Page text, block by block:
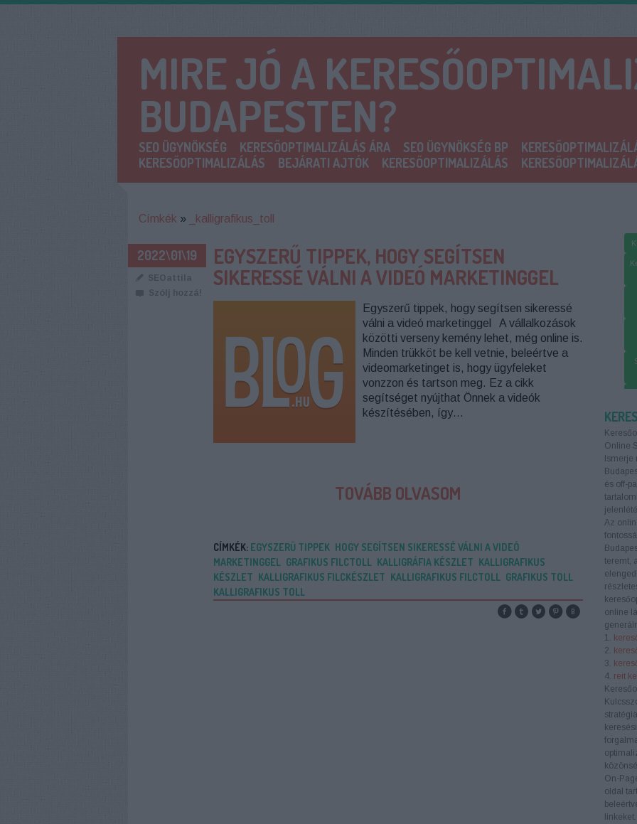
MIRE JÓ A
BUDAPESTEN?
SEO ÜGYNÖKSÉG KERESŐOPTIMALIZÁLÁS ÁRA SEO ÜGYNÖKSÉG BP
KERESŐOPTIMALIZÁLÁS
BEJÁRATI AJTÓK KERESŐOPTIMALIZÁLÁS
Címkék » _kalligrafikus_toll
2022\01\19
SEOattila
Szólj hozzá!
EGYSZERŰ TIPPEK, HOGY SEGÍTSEN
SIKERESSÉ VÁLNI A VIDEÓ MARKETINGGEL
Egyszerű tippek, hogy segítsen sikeressé
válni a videó marketinggel A vállalkozások
közötti verseny kemény lehet, még online is.
Minden trükköt be kell vetnie, beleértve a
videomarketinget is, hogy ügyfeleket
vonzzon és tartson meg. Ez a cikk
segítséget nyújthat Önnek a videók
készítésében, így…
TOVÁBB OLVASOM
CÍMKÉK: EGYSZERŰ TIPPEK HOGY SEGÍTSEN SIKERESSÉ VÁLNI A VIDEÓ
MARKETINGGEL GRAFIKUS FILCTOLL KALLIGRÁFIA KÉSZLET KALLIGRAFIKUS
KÉSZLET KALLIGRAFIKUS FILCKÉSZLET KALLIGRAFIKUS FILCTOLL GRAFIKUS TOLL
KALLIGRAFIKUS TOLL
Online
és off-
Az
teremt,
online
1.
2.
3.
4. reit
On-
oldal